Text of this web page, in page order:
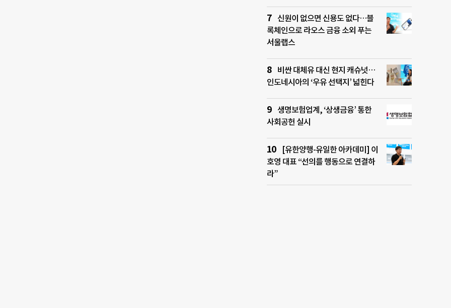
신원이 없으면 신용도 없다…블
록체인으로 라오스 금융 소외 푸는
서울랩스
비싼 대체유 대신 현지 캐슈넛…
인도네시아의 ‘우유 선택지’ 넓힌다
생명보험업계, ‘상생금융’ 통한
사회공헌 실시
[유한양행-유일한 아카데미] 이
호영 대표 “선의를 행동으로 연결하
라”